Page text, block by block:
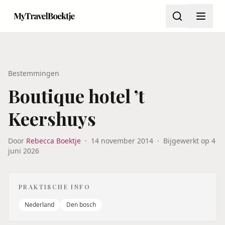
Bestemmingen
Boutique hotel ’t
Keershuys
Door Rebecca Boektje · 14 november 2014 · Bijgewerkt op 4
juni 2026
PRAKTISCHE INFO
Nederland Den bosch